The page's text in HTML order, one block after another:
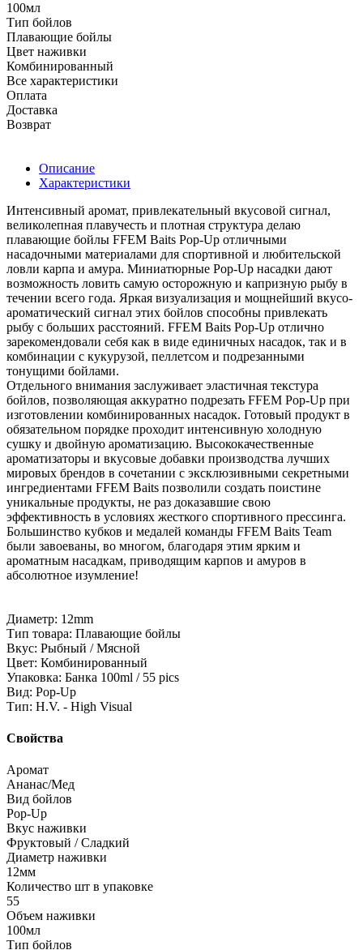
100мл
Тип бойлов
Плавающие бойлы
Цвет наживки
Комбинированный
Все характеристики
Оплата
Доставка
Возврат
Описание
Характеристики
Интенсивный аромат, привлекательный вкусовой сигнал,
великолепная плавучесть и плотная структура делаю
плавающие бойлы FFEM Baits Pop-Up отличными
насадочными материалами для спортивной и любительской
ловли карпа и амура. Миниатюрные Pop-Up насадки дают
возможность ловить самую осторожную и капризную рыбу в
течении всего года. Яркая визуализация и мощнейший вкусо-
ароматический сигнал этих бойлов способны привлекать
рыбу с больших расстояний. FFEM Baits Pop-Up отлично
зарекомендовали себя как в виде единичных насадок, так и в
комбинации с кукурузой, пеллетсом и подрезанными
тонущими бойлами.
Отдельного внимания заслуживает эластичная текстура
бойлов, позволяющая аккуратно подрезать FFEM Pop-Up при
изготовлении комбинированных насадок. Готовый продукт в
обязательном порядке проходит интенсивную холодную
сушку и двойную ароматизацию. Высококачественные
ароматизаторы и вкусовые добавки производства лучших
мировых брендов в сочетании с эксклюзивными секретными
ингредиентами FFEM Baits позволили создать поистине
уникальные продукты, не раз доказавшие свою
эффективность в условиях жесткого спортивного прессинга.
Большинство кубков и медалей команды FFEM Baits Team
были завоеваны, во многом, благодаря этим ярким и
ароматным насадкам, приводящим карпов и амуров в
абсолютное изумление!
Диаметр: 12mm
Тип товара: Плавающие бойлы
Вкус: Рыбный / Мясной
Цвет: Комбинированный
Упаковка: Банка 100ml / 55 pics
Вид: Pop-Up
Тип: H.V. - High Visual
Свойства
Аромат
Ананас/Мед
Вид бойлов
Pop-Up
Вкус наживки
Фруктовый / Сладкий
Диаметр наживки
12мм
Количество шт в упаковке
55
Объем наживки
100мл
Тип бойлов